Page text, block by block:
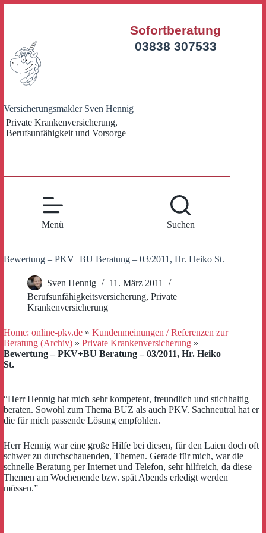
Versicherungsmakler Sven Hennig
Private Krankenversicherung,
Berufsunfähigkeit und Vorsorge
Sofortberatung
03838 307533
Menü Suchen
Bewertung – PKV+BU Beratung – 03/2011, Hr. Heiko St.
Sven Hennig
11. März 2011
Berufsunfähigkeitsversicherung, Private
Krankenversicherung
Home: online-pkv.de » Kundenmeinungen / Referenzen zur
Beratung (Archiv) » Private Krankenversicherung »
Bewertung – PKV+BU Beratung – 03/2011, Hr. Heiko
St.
“Herr Hennig hat mich sehr kompetent, freundlich und stichhaltig
beraten. Sowohl zum Thema BUZ als auch PKV. Sachneutral hat er
die für mich passende Lösung empfohlen.
Herr Hennig war eine große Hilfe bei diesen, für den Laien doch oft
schwer zu durchschauenden, Themen. Gerade für mich, war die
schnelle Beratung per Internet und Telefon, sehr hilfreich, da diese
Themen am Wochenende bzw. spät Abends erledigt werden
müssen.”